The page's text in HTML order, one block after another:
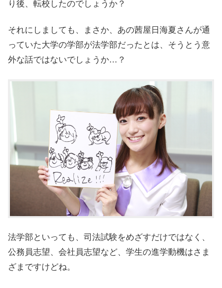
り後、転校したのでしょうか？
それにしましても、まさか、あの茜屋日海夏さんが通
っていた大学の学部が法学部だったとは、そうとう意
外な話ではないでしょうか…？
法学部といっても、司法試験をめざすだけではなく、
公務員志望、会社員志望など、学生の進学動機はさま
ざまですけどね。